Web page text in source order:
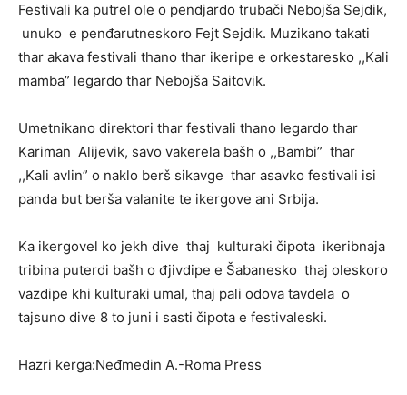
Festivali ka putrel ole o pendjardo trubači Nebojša Sejdik,
unuko e penđarutneskoro Fejt Sejdik. Muzikano takati
thar akava festivali thano thar ikeripe e orkestaresko ,,Kali
mamba” legardo thar Nebojša Saitovik.
Umetnikano direktori thar festivali thano legardo thar
Kariman Alijevik, savo vakerela bašh o ,,Bambi” thar
,,Kali avlin” o naklo berš sikavge thar asavko festivali isi
panda but berša valanite te ikergove ani Srbija.
Ka ikergovel ko jekh dive thaj kulturaki čipota ikeribnaja
tribina puterdi bašh o đjivdipe e Šabanesko thaj oleskoro
vazdipe khi kulturaki umal, thaj pali odova tavdela o
tajsuno dive 8 to juni i sasti čipota e festivaleski.
Hazri kerga:Neđmedin A.-Roma Press